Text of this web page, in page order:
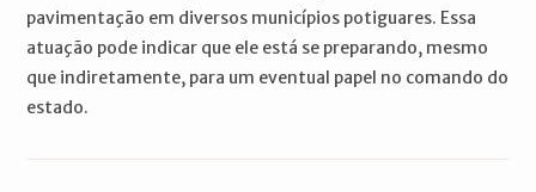
pavimentação em diversos municípios potiguares. Essa
atuação pode indicar que ele está se preparando, mesmo
que indiretamente, para um eventual papel no comando do
estado.